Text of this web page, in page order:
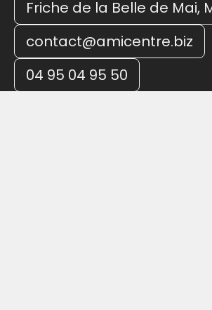
Friche de la Belle de Mai,
contact@amicentre.biz
04 95 04 95 50